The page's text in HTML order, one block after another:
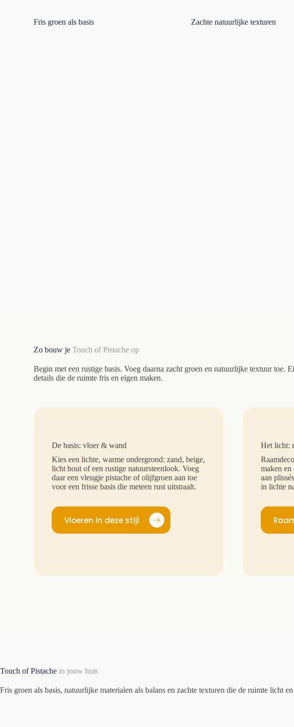
Fris groen als basis Zachte natuurlijke texturen
Zo bouw jeTouch of Pistache op
Begin met een rustige basis. Voeg daarna zacht groen en natuurlijke textuur toe.
details die de ruimte fris en eigen maken.
De basis: vloer & wand
Kies een lichte, warme ondergrond: zand, beige,
licht hout of een rustige natuursteenlook. Voeg
daar een vleugje pistache of olijfgroen aan toe
voor een frisse basis die meteen rust uitstraalt.
Vloeren in deze stijl
Het licht:
maken
aan
in lichte
Touch of Pistache in jouw huis
Fris groen als basis, natuurlijke materialen als balans en zachte texturen die de ruimte licht